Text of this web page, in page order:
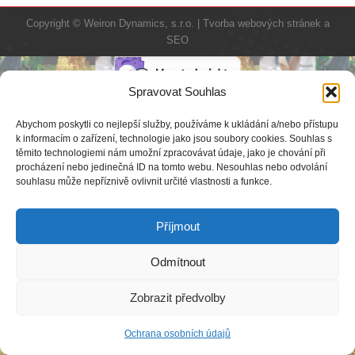
Spravovat Souhlas
Abychom poskytli co nejlepší služby, používáme k ukládání a/nebo přístupu
k informacím o zařízení, technologie jako jsou soubory cookies. Souhlas s
těmito technologiemi nám umožní zpracovávat údaje, jako je chování při
procházení nebo jedinečná ID na tomto webu. Nesouhlas nebo odvolání
souhlasu může nepříznivě ovlivnit určité vlastnosti a funkce.
Příjmout
Odmítnout
Zobrazit předvolby
Ochrana osobních údajů
Copyright © Weiron Dynamics, s.r.o. | Tvorba webových stránek a
SEO